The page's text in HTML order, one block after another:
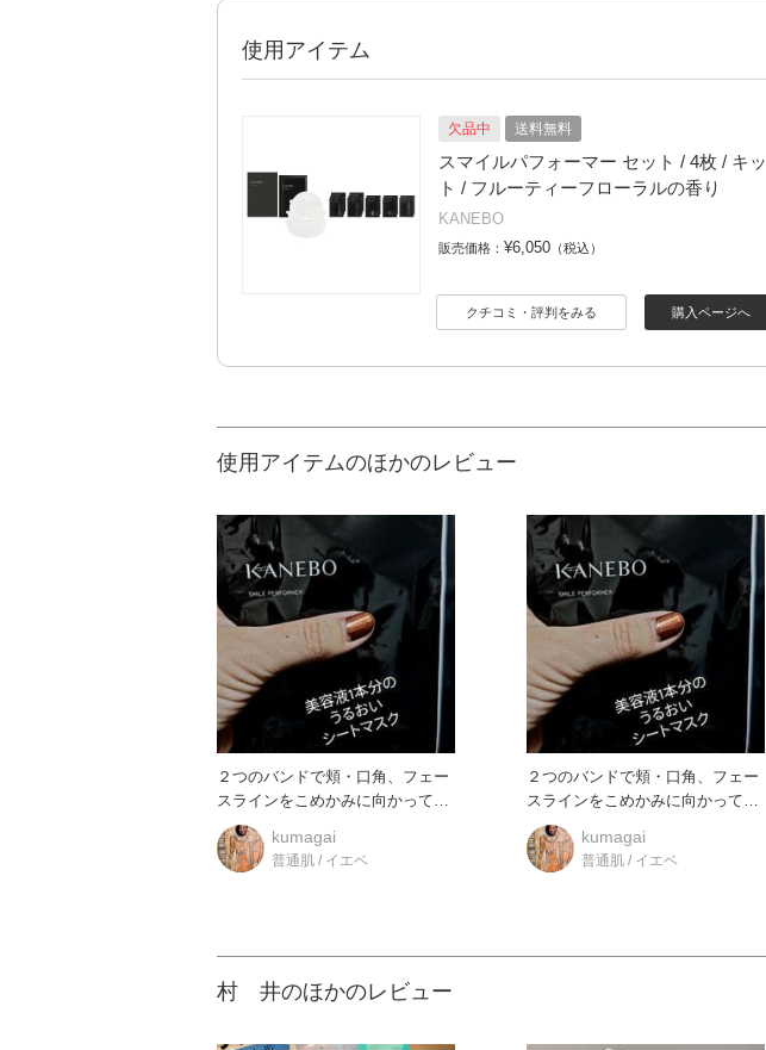
使用アイテム
欠品中 送料無料
スマイルパフォーマー セット / 4枚 / キッ
ト / フルーティーフローラルの香り
KANEBO
販売価格： ¥6,050 （税込）
購入ページへ
クチコミ・評判をみる
使用アイテムのほかのレビュー
２つのバンドで頬・口角、フェー
スラインをこめかみに向かって引
き上げながら密着させ、つけてい
kumagai
普通肌 / イエベ
２つのバンドで頬・口角、フェー
スラインをこめかみに向かって引
き上げながら密着させ、つけてい
kumagai
普通肌 / イエベ
村 井のほかのレビュー